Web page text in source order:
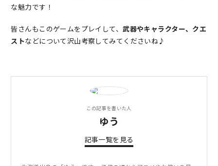
な魅力です！
皆さんもこのゲームをプレイして、武器やキャラクター、クエ
ストなどについて沢山考察してみてくださいね♪
この記事を書いた人
ゆう
記事一覧を見る